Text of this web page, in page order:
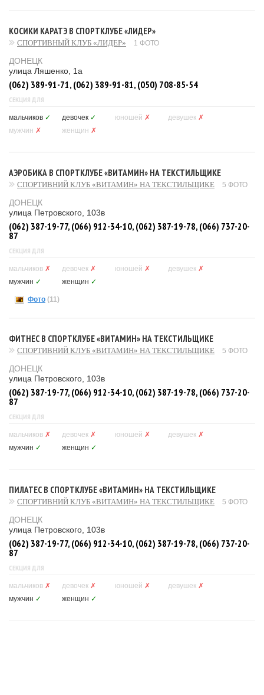
КОСИКИ КАРАТЭ В СПОРТКЛУБЕ «ЛИДЕР»
СПОРТИВНЫЙ КЛУБ «ЛИДЕР» 1 ФОТО
ДОНЕЦК
улица Ляшенко, 1а
(062) 389-91-71, (062) 389-91-81, (050) 708-85-54
СЕКЦИЯ ДЛЯ
мальчиков ✓ девочек ✓ юношей ✗ девушек ✗
мужчин ✗ женщин ✗
АЭРОБИКА В СПОРТКЛУБЕ «ВИТАМИН» НА ТЕКСТИЛЬЩИКЕ
СПОРТИВНИЙ КЛУБ «ВИТАМИН» НА ТЕКСТИЛЬЩИКЕ 5 ФОТО
ДОНЕЦК
улица Петровского, 103в
(062) 387-19-77, (066) 912-34-10, (062) 387-19-78, (066) 737-20-
87
СЕКЦИЯ ДЛЯ
мальчиков ✗ девочек ✗ юношей ✗ девушек ✗
мужчин ✓ женщин ✓
Фото (11)
ФИТНЕС В СПОРТКЛУБЕ «ВИТАМИН» НА ТЕКСТИЛЬЩИКЕ
СПОРТИВНИЙ КЛУБ «ВИТАМИН» НА ТЕКСТИЛЬЩИКЕ 5 ФОТО
ДОНЕЦК
улица Петровского, 103в
(062) 387-19-77, (066) 912-34-10, (062) 387-19-78, (066) 737-20-
87
СЕКЦИЯ ДЛЯ
мальчиков ✗ девочек ✗ юношей ✗ девушек ✗
мужчин ✓ женщин ✓
ПИЛАТЕС В СПОРТКЛУБЕ «ВИТАМИН» НА ТЕКСТИЛЬЩИКЕ
СПОРТИВНИЙ КЛУБ «ВИТАМИН» НА ТЕКСТИЛЬЩИКЕ 5 ФОТО
ДОНЕЦК
улица Петровского, 103в
(062) 387-19-77, (066) 912-34-10, (062) 387-19-78, (066) 737-20-
87
СЕКЦИЯ ДЛЯ
мальчиков ✗ девочек ✗ юношей ✗ девушек ✗
мужчин ✓ женщин ✓